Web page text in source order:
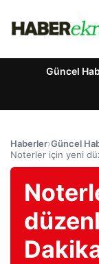
Güncel
Haberler›Güncel
Noterler için yeni